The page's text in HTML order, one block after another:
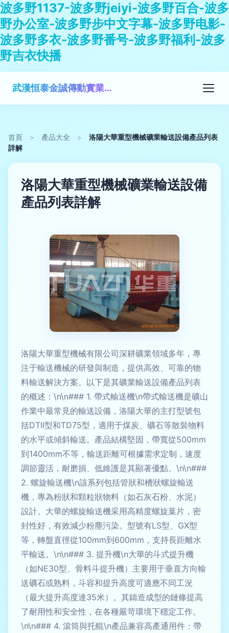
波多野1137-波多野jeiyi-波多野百合-波多
野办公室-波多野步中文字幕-波多野电影-
波多野多衣-波多野番号-波多野福利-波多
野吉衣快播
武漢恒泰金誠傳動實業有限公司
首頁 > 產品大全 >
洛陽大華重型機械礦業輸送設備產品列表
詳解
洛陽大華重型機械礦業輸送設備
產品列表詳解
洛陽大華重型機械有限公司深耕礦業領域多年，專
注于輸送機械的研發與制造，提供高效、可靠的物
料輸送解決方案。以下是其礦業輸送設備產品列表
的概述：\n\n### 1. 帶式輸送機\n帶式輸送機是礦山
作業中最常見的輸送設備，洛陽大華的主打型號包
括DTII型和TD75型，適用于煤炭、礦石等散裝物料
的水平或傾斜輸送。產品結構堅固，帶寬從500mm
到1400mm不等，輸送距離可根據需求定制，速度
調節靈活，耐磨損、低維護是其顯著優點。\n\n###
2. 螺旋輸送機\n該系列包括管狀和槽狀螺旋輸送
機，專為粉狀和顆粒狀物料（如石灰石粉、水泥）
設計。大華的螺旋輸送機采用高精度螺旋葉片，密
封性好，有效減少粉塵污染。型號有LS型、GX型
等，轉盤直徑從100mm到600mm，支持長距離水
平輸送。\n\n### 3. 提升機\n大華的斗式提升機
（如NE30型、骨料斗提升機）主要用于垂直方向輸
送礦石或熟料，斗容和提升高度可適應不同工況
（最大提升高度達35米）。其鑄造成型的鏈條提高
了耐用性和安全性，在各種嚴苛環境下穩定工作。
\n\n### 4. 滾筒與托輥\n產品兼容高產通用件：帶